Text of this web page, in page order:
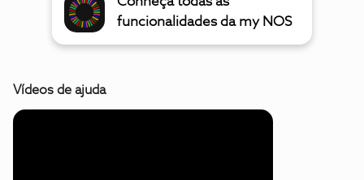
funcionalidades da my NOS
Vídeos de ajuda